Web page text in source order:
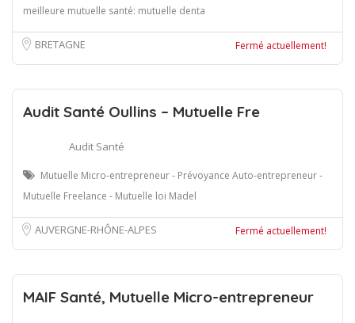
meilleure mutuelle santé: mutuelle denta
BRETAGNE Fermé actuellement!
Audit Santé Oullins – Mutuelle Fre
Audit Santé
Mutuelle Micro-entrepreneur - Prévoyance Auto-entrepreneur -
Mutuelle Freelance - Mutuelle loi Madel
AUVERGNE-RHÔNE-ALPES Fermé actuellement!
MAIF Santé, Mutuelle Micro-entrepreneur